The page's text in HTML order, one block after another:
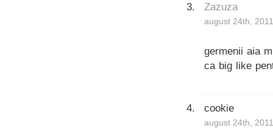
Zazuza
august 24th,
germenii aia
ca big like
cookie
august 24th,